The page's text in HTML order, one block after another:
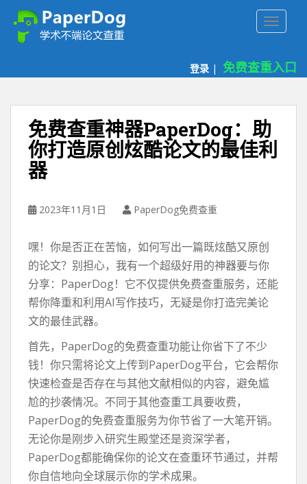
登录 | 免费查重入口
免费查重神器PaperDog：助
你打造原创炫酷论文的最佳利
器
2023年11月1日 PaperDog免费查重
嘿！你是否正在苦恼，如何写出一篇既炫酷又原创
的论文？别担心，我有一个超级好用的神器要与你
分享：PaperDog！它不仅提供免费查重服务，还能
帮你降重和利用AI写作技巧，无疑是你打造完美论
文的最佳武器。
首先，PaperDog的免费查重功能让你省下了不少
钱！你只需将论文上传到PaperDog平台，它会帮你
快速检查是否存在与其他文献相似的内容，避免尴
尬的抄袭情况。不同于其他查重工具要收费，
PaperDog的免费查重服务为你节省了一大笔开销。
无论你是刚步入研究生殿堂还是资深学者，
PaperDog都能确保你的论文在查重环节通过，并帮
你自信地向全球展示你的学术成果。